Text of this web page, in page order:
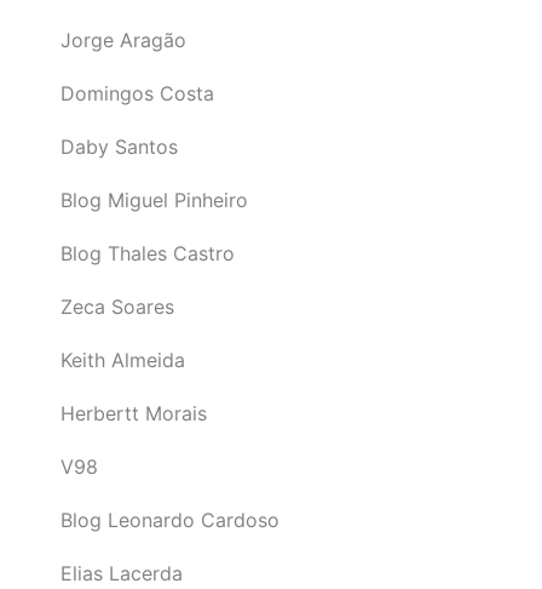
Jorge Aragão
Domingos Costa
Daby Santos
Blog Miguel Pinheiro
Blog Thales Castro
Zeca Soares
Keith Almeida
Herbertt Morais
V98
Blog Leonardo Cardoso
Elias Lacerda